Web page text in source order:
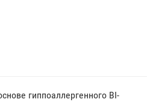
гиппоаллергенного BI-